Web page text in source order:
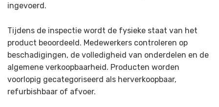
ingevoerd.
Tijdens de inspectie wordt de fysieke staat van het
product beoordeeld. Medewerkers controleren op
beschadigingen, de volledigheid van onderdelen en de
algemene verkoopbaarheid. Producten worden
voorlopig gecategoriseerd als herverkoopbaar,
refurbishbaar of afvoer.